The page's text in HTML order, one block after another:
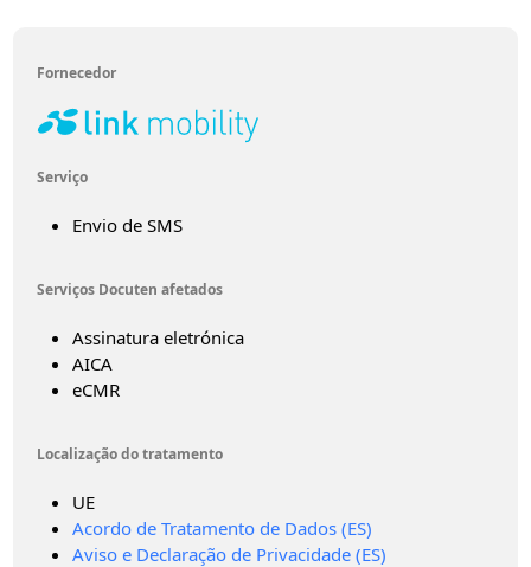
Fornecedor
Serviço
Envio de SMS
Serviços Docuten afetados
Assinatura eletrónica
AICA
eCMR
Localização do tratamento
UE
Acordo de Tratamento de Dados (ES)
Aviso e Declaração de Privacidade (ES)